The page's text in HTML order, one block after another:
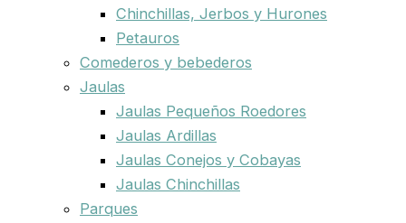
Chinchillas, Jerbos y Hurones
Petauros
Comederos y bebederos
Jaulas
Jaulas Pequeños Roedores
Jaulas Ardillas
Jaulas Conejos y Cobayas
Jaulas Chinchillas
Parques